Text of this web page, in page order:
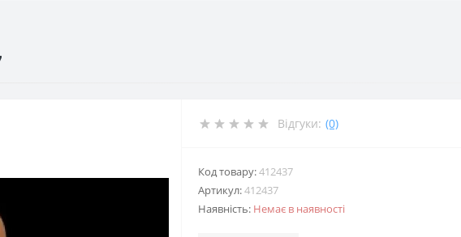
Відгуки: (0)
Код товару:412437
Артикул:412437
Наявність: Немає в наявності